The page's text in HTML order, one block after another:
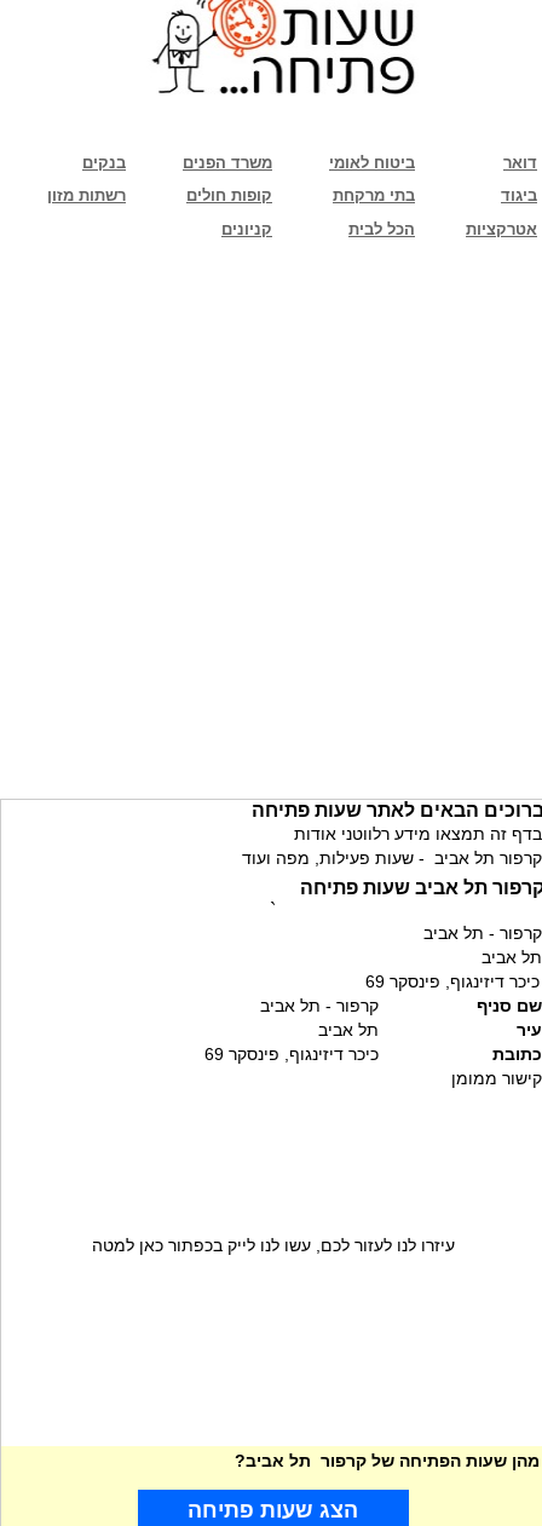
בנקים משרד הפנים ביטוח לאומי
דואר
רשתות מזון
קופות חולים בתי מרקחת
ביגוד
קניונים
הכל לבית אטרקציות
הבאים לאתר שעות פתיחה
בדף זה תמצאו מידע רלווטני אודות
קרפור תל אביב - שעות פעילות, מפה ועוד
תל אביב שעות פתיחה
`
קרפור - תל אביב
תל אביב
כיכר דיזינגוף, פינסקר 69
שם סניף
קרפור - תל אביב
עיר
תל אביב
כתובת
כיכר דיזינגוף, פינסקר 69
קישור ממומן
עיזרו לנו לעזור לכם, עשו לנו לייק בכפתור כאן למטה
מהן שעות הפתיחה של קרפור תל אביב?
הצג שעות פתיחה